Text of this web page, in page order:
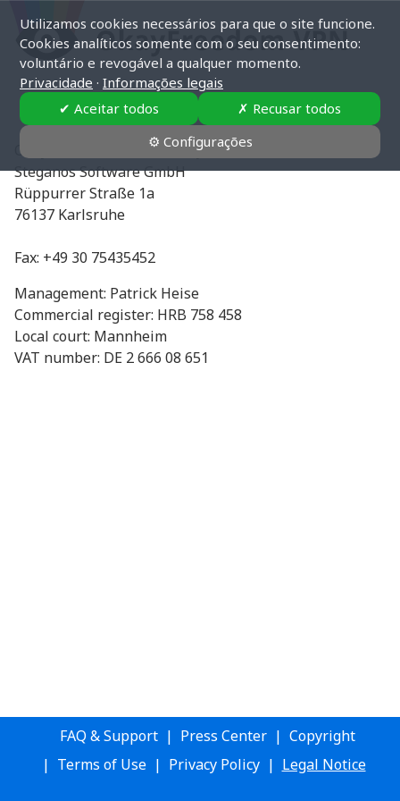
OkayFreedom is a service by:
Steganos Software GmbH
Rüppurrer Straße 1a
76137 Karlsruhe
Fax: +49 30 75435452
Management: Patrick Heise
Commercial register: HRB 758 458
Local court: Mannheim
VAT number: DE 2 666 08 651
FAQ & Support Press Center
Copyright
Terms of Use
Privacy Policy Legal Notice
Utilizamos cookies necessários para que o site funcione.
Cookies analíticos somente com o seu consentimento:
voluntário e revogável a qualquer momento.
Privacidade · Informações legais
✔ Aceitar todos
✗ Recusar todos
⚙ Configurações